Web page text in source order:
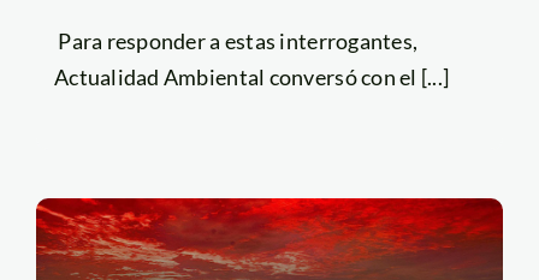
Para responder a estas interrogantes,
Actualidad Ambiental conversó con el [...]